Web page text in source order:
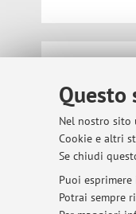
Nel nostro sito
Cookie e altri
Se chiudi
Puoi
Potrai sempre